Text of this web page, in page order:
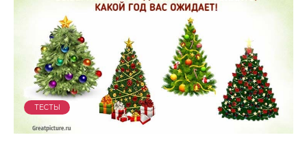
ТЕСТЫ